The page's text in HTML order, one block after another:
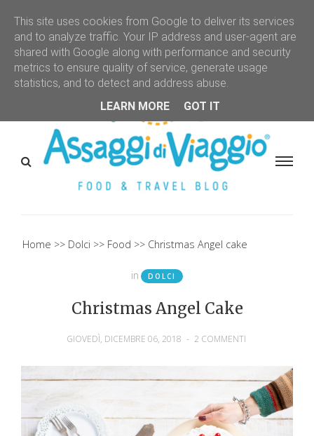
Home Dolci Food Christmas Angel cake
in DOLCI
Christmas Angel Cake
GIOVEDÌ, DICEMBRE 06, 2018 - 2 COMMENTI
This site uses cookies from Google to deliver its services
and to analyze traffic. Your IP address and user-agent are
shared with Google along with performance and security
metrics to ensure quality of service, generate usage
statistics, and to detect and address abuse.
LEARN MORE
GOT IT